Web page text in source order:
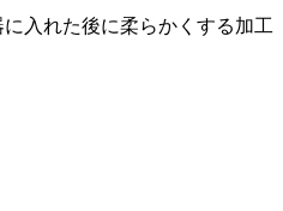
入れた後に柔らかくする加工